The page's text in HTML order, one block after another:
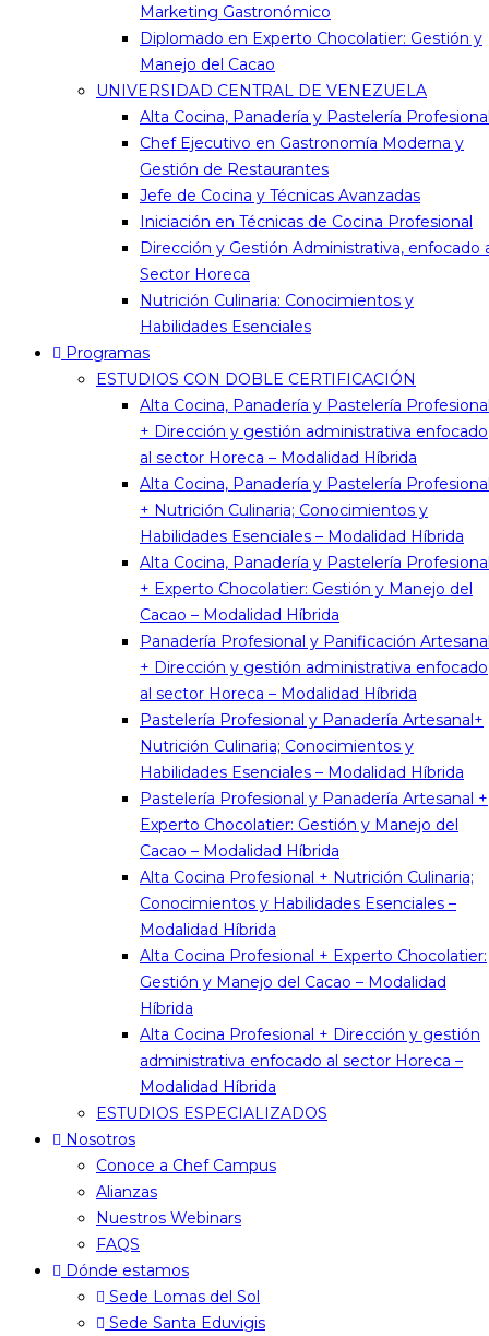
Marketing Gastronómico
Diplomado en Experto Chocolatier: Gestión y
Manejo del Cacao
UNIVERSIDAD CENTRAL DE VENEZUELA
Alta Cocina, Panadería y Pastelería
Chef Ejecutivo en Gastronomía Moderna y
Gestión de Restaurantes
Jefe de Cocina y Técnicas Avanzadas
Iniciación en Técnicas de Cocina Profesional
Dirección y Gestión Administrativa, enfocado
Sector Horeca
Nutrición Culinaria: Conocimientos y
Habilidades Esenciales
Programas
ESTUDIOS CON DOBLE CERTIFICACIÓN
Alta Cocina, Panadería y Pastelería
+ Dirección y gestión administrativa enfocado
al sector Horeca – Modalidad Híbrida
Alta Cocina, Panadería y Pastelería
+ Nutrición Culinaria; Conocimientos y
Habilidades Esenciales – Modalidad Híbrida
Alta Cocina, Panadería y Pastelería
+ Experto Chocolatier: Gestión y Manejo del
Cacao – Modalidad Híbrida
Panadería Profesional y Panificación
+ Dirección y gestión administrativa enfocado
al sector Horeca – Modalidad Híbrida
Pastelería Profesional y Panadería Artesanal+
Nutrición Culinaria; Conocimientos y
Habilidades Esenciales – Modalidad Híbrida
Pastelería Profesional y Panadería Artesanal +
Experto Chocolatier: Gestión y Manejo del
Cacao – Modalidad Híbrida
Alta Cocina Profesional + Nutrición Culinaria;
Conocimientos y Habilidades Esenciales –
Modalidad Híbrida
Alta Cocina Profesional + Experto Chocolatier:
Gestión y Manejo del Cacao – Modalidad
Híbrida
Alta Cocina Profesional + Dirección y gestión
administrativa enfocado al sector Horeca –
Modalidad Híbrida
ESTUDIOS ESPECIALIZADOS
Nosotros
Conoce a Chef Campus
Alianzas
Nuestros Webinars
FAQS
Dónde estamos
Sede Lomas del Sol
Sede Santa Eduvigis